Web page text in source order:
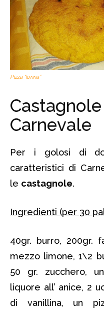
Pizza “ionna”
Carnevale
Per i golosi di
caratteristici di
le castagnole.
Ingredienti (per 30
40gr. burro, 200gr.
mezzo limone, 1\2
50 gr. zucchero,
liquore all’ anice, 2
di vanillina, un